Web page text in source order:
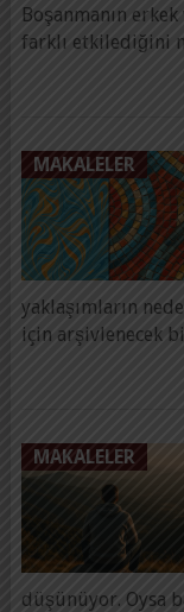
Boşanmanın
farklı etkilediğini
MAKALELER
yaklaşımların
için arşivlenecek
MAKALELER
düşünüyor. Oysa